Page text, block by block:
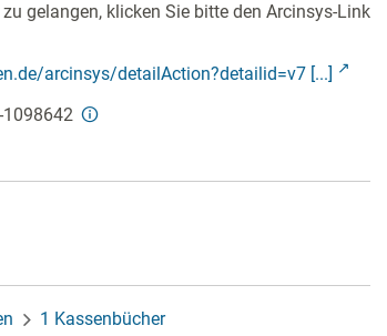
gelangen, klicken Sie bitte den Arcinsys-Link
arcinsys/detailAction?detailid=v7 [...]
1098642
1 Kassenbücher